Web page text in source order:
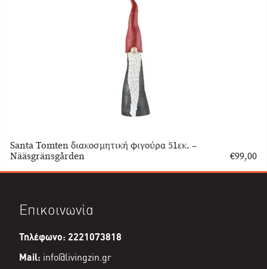
Santa Tomten διακοσμητική φιγούρα 51εκ. –
Nääsgränsgården
€99,00
Επικοινωνία
Τηλέφωνο: 2221073818
Mail: info@livingzin.gr